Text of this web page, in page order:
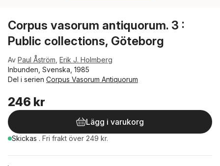
Corpus vasorum antiquorum. 3 :
Public collections, Göteborg
Av Paul Åström Erik J. Holmberg
Inbunden, Svenska, 1985
Del i serien Corpus Vasorum Antiquorum
246 kr
Lägg i varukorg
Skickas . Fri frakt över 249 kr.